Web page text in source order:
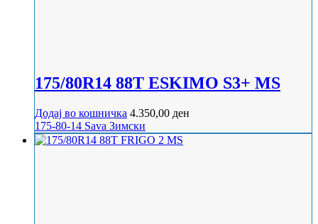
175/80R14 88T ESKIMO S3+ MS
Додај во кошничка 4.350,00 ден
175-80-14 Sava Зимски